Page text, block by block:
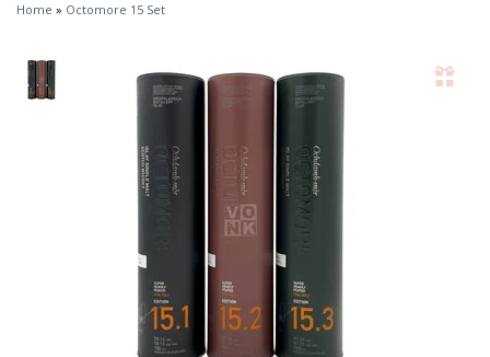
Home » Octomore 15 Set